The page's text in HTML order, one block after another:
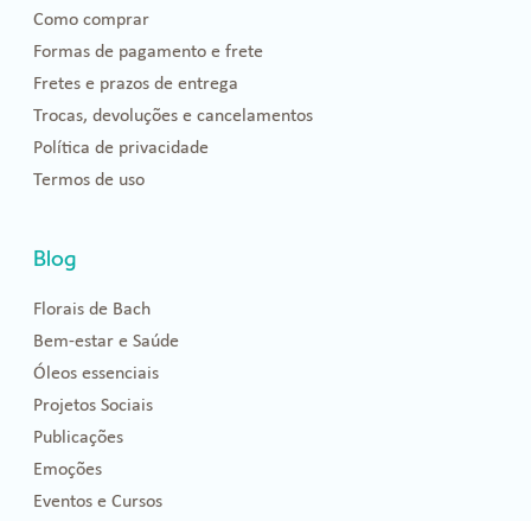
Como comprar
Formas de pagamento e frete
Fretes e prazos de entrega
Trocas, devoluções e cancelamentos
Política de privacidade
Termos de uso
Blog
Florais de Bach
Bem-estar e Saúde
Óleos essenciais
Projetos Sociais
Publicações
Emoções
Eventos e Cursos